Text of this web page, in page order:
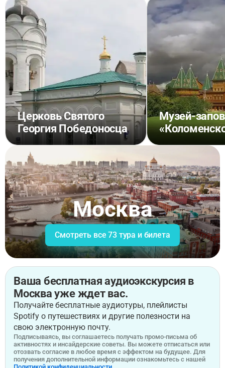
Церковь Святого
Георгия Победоносца
Музей-
Москва
Смотреть все 73 тура и билета
Ваша бесплатная аудиоэкскурсия в
Москва уже ждет вас.
Получайте бесплатные аудиотуры, плейлисты
Spotify о путешествиях и другие полезности на
свою электронную почту.
Подписываясь, вы соглашаетесь получать промо-письма об
активностях и инсайдерские советы. Вы можете отписаться или
отозвать согласие в любое время с эффектом на будущее. Для
получения дополнительной информации ознакомьтесь с нашей